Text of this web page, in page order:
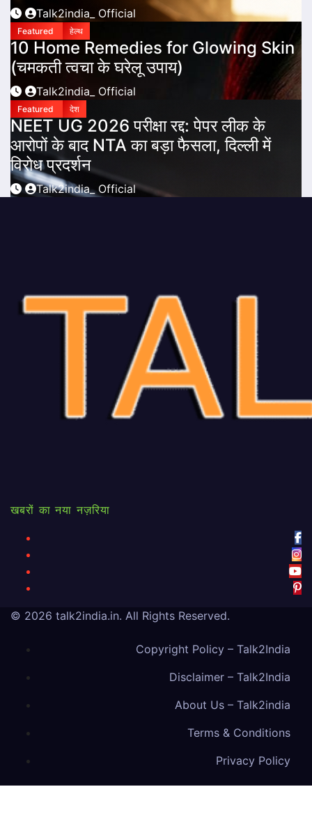
Talk2india_ Official
Featured हेल्थ
10 Home Remedies for Glowing Skin
(चमकती त्वचा के घरेलू उपाय)
Talk2india_ Official
Featured देश
NEET UG 2026 परीक्षा रद्द: पेपर लीक के
आरोपों के बाद NTA का बड़ा फैसला, दिल्ली में
विरोध प्रदर्शन
Talk2india_ Official
खबरों का नया नज़रिया
© 2026 talk2india.in. All Rights Reserved.
Copyright Policy – Talk2India
Disclaimer – Talk2India
About Us – Talk2india
Terms & Conditions
Privacy Policy